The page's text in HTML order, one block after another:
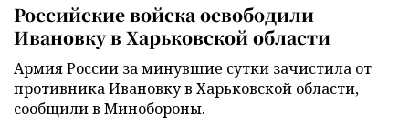
Российские войска освободили
Ивановку в Харьковской области
Армия России за минувшие сутки зачистила от
противника Ивановку в Харьковской области,
сообщили в Минобороны.